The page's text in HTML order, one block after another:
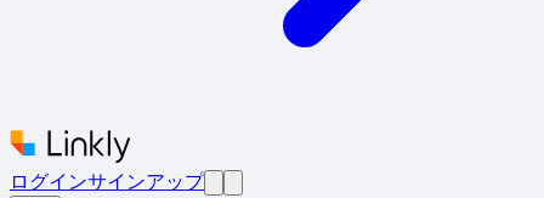
ログインサインアップ